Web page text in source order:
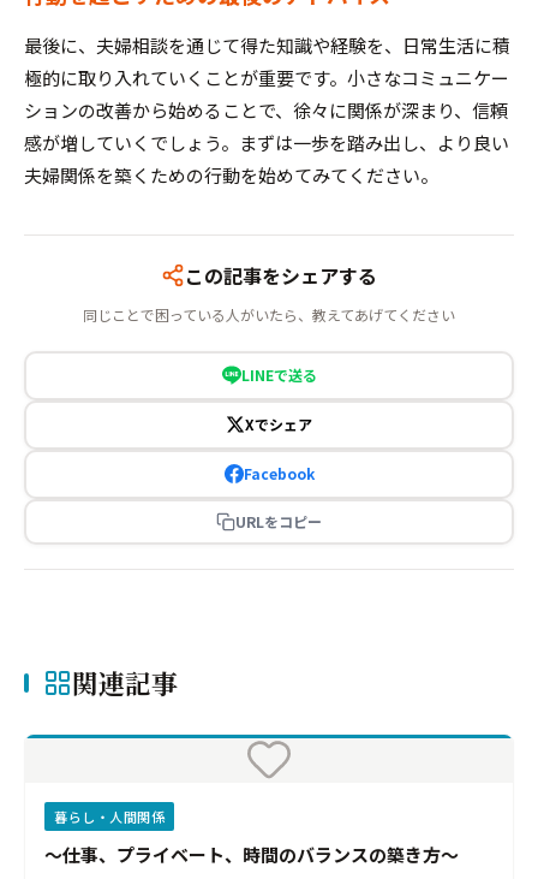
最後に、夫婦相談を通じて得た知識や経験を、日常生活に積
極的に取り入れていくことが重要です。小さなコミュニケー
ションの改善から始めることで、徐々に関係が深まり、信頼
感が増していくでしょう。まずは一歩を踏み出し、より良い
夫婦関係を築くための行動を始めてみてください。
この記事をシェアする
同じことで困っている人がいたら、教えてあげてください
LINEで送る
Xでシェア
Facebook
URLをコピー
関連記事
暮らし・人間関係
～仕事、プライベート、時間のバランスの築き方～